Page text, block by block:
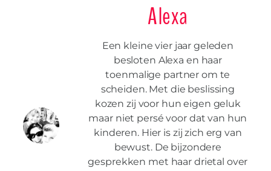
Alexa
Een kleine vier jaar geleden
besloten Alexa en haar
toenmalige partner om te
scheiden. Met die beslissing
kozen zij voor hun eigen geluk
maar niet persé voor dat van hun
kinderen. Hier is zij zich erg van
bewust. De bijzondere
gesprekken met haar drietal over